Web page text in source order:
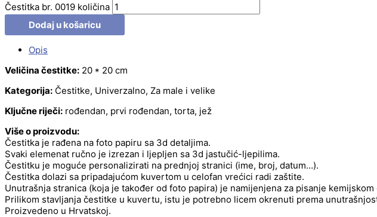
Čestitka br. 0019 količina
Dodaj u košaricu
Opis
Veličina čestitke: 20 * 20 cm
Kategorija: Čestitke, Univerzalno, Za male i velike
Ključne riječi: rođendan, prvi rođendan, torta, jež
Više o proizvodu:
Čestitka je rađena na foto papiru sa 3d detaljima.
Svaki elemenat ručno je izrezan i ljepljen sa 3d jastučić-ljepilima.
Čestitku je moguće personalizirati na prednjoj stranici (ime, broj, datum…).
Čestitka dolazi sa pripadajućom kuvertom u celofan vrećici radi zaštite.
Unutrašnja stranica (koja je također od foto papira) je namijenjena za pisanje
Prilikom stavljanja čestitke u kuvertu, istu je potrebno licem okrenuti prema
Proizvedeno u Hrvatskoj.